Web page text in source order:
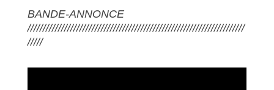
BANDE-ANNONCE
///////////////////////////////////////////////////////////////////////
/////